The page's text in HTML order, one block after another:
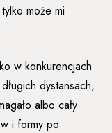
może mi
w konkurencjach
dystansach,
albo cały
i formy po